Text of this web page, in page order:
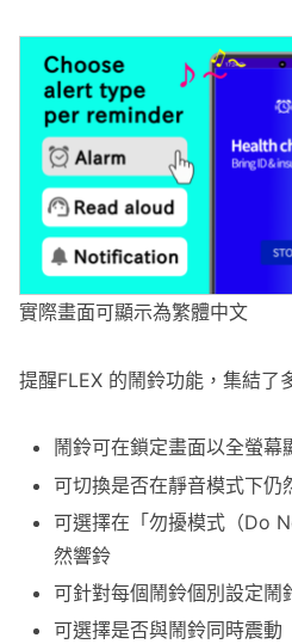
總結：當通知不夠時，就交
實際畫面可顯示為繁體中文
提醒FLEX 的鬧鈴功能，集結了
鬧鈴可在鎖定畫面以全螢幕
可切換是否在靜音模式下仍
可選擇在「勿擾模式（Do
然響鈴
可針對每個鬧鈴個別設定鬧
可選擇是否與鬧鈴同時震動